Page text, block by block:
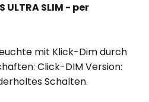
ULTRA SLIM - per
mit Klick-Dim durch
Click-DIM Version:
Schalten.